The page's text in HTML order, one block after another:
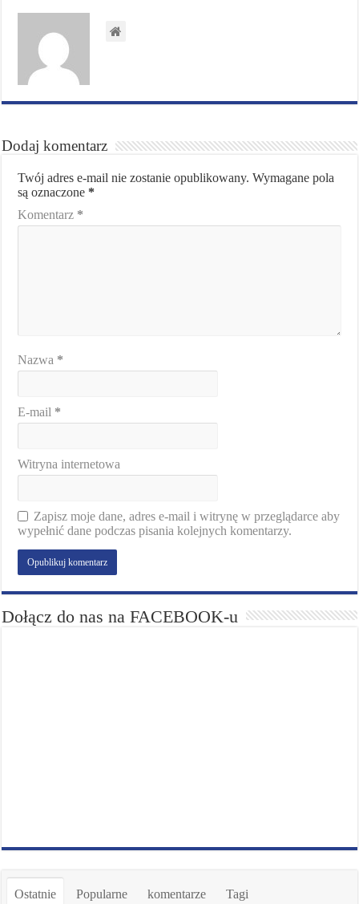
Dodaj komentarz
Twój adres e-mail nie zostanie opublikowany. Wymagane pola
są oznaczone *
Komentarz *
Nazwa *
E-mail *
Witryna internetowa
Zapisz moje dane, adres e-mail i witrynę w przeglądarce aby
wypełnić dane podczas pisania kolejnych komentarzy.
Dołącz do nas na FACEBOOK-u
Ostatnie Popularne komentarze Tagi